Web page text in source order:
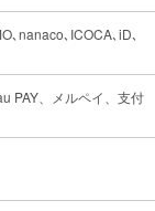
､nanaco､ICOCA､iD､
PAY、メルペイ、支付